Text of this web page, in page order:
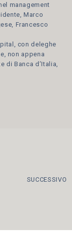
management
Marco
Francesco
con deleghe
non appena
di Banca d’Italia,
SUCCESSIVO